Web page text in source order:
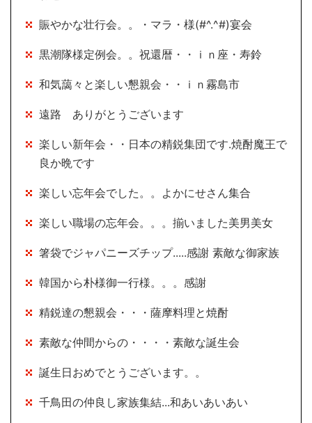
賑やかな壮行会。。・マラ・様(#^.^#)宴会
黒潮隊様定例会。。祝還暦・・ｉｎ座・寿鈴
和気藹々と楽しい懇親会・・ｉｎ霧島市
遠路 ありがとうございます
楽しい新年会・・日本の精鋭集団です.焼酎魔王で
良か晩です
楽しい忘年会でした。。よかにせさん集合
楽しい職場の忘年会。。。揃いました美男美女
箸袋でジャパニーズチップ.....感謝 素敵な御家族
韓国から朴様御一行様。。。感謝
精鋭達の懇親会・・・薩摩料理と焼酎
素敵な仲間からの・・・・素敵な誕生会
誕生日おめでとうございます。。
千鳥田の仲良し家族集結...和あいあいあい